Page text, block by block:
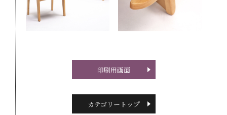
印刷用画面
カテゴリートップ